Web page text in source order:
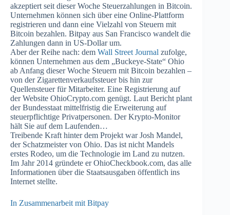
akzeptiert seit dieser Woche Steuerzahlungen in Bitcoin.
Unternehmen können sich über eine Online-Plattform
registrieren und dann eine Vielzahl von Steuern mit
Bitcoin bezahlen. Bitpay aus San Francisco wandelt die
Zahlungen dann in US-Dollar um.
Aber der Reihe nach: dem Wall Street Journal zufolge,
können Unternehmen aus dem „Buckeye-State“ Ohio
ab Anfang dieser Woche Steuern mit Bitcoin bezahlen –
von der Zigarettenverkaufssteuer bis hin zur
Quellensteuer für Mitarbeiter. Eine Registrierung auf
der Website OhioCrypto.com genügt. Laut Bericht plant
der Bundesstaat mittelfristig die Erweiterung auf
steuerpflichtige Privatpersonen. Der Krypto-Monitor
hält Sie auf dem Laufenden…
Treibende Kraft hinter dem Projekt war Josh Mandel,
der Schatzmeister von Ohio. Das ist nicht Mandels
erstes Rodeo, um die Technologie im Land zu nutzen.
Im Jahr 2014 gründete er OhioCheckbook.com, das alle
Informationen über die Staatsausgaben öffentlich ins
Internet stellte.
In Zusammenarbeit mit Bitpay